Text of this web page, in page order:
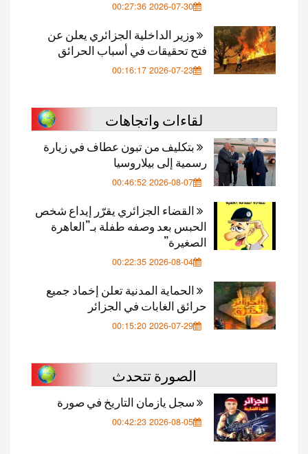
2026-07-30 00:27:36
وزير الداخلية الجزائري يعلن عن
فتح تحقيقات في أسباب الحرائق
2026-07-23 00:16:17
لقاءات واتجاهات
بتكليف من تبون عطاف في زيارة
رسمية إلى بيلاروسيا
2026-08-07 00:46:52
القضاء الجزائري يقرّر إيداع شخص
الحبس بعد وصفه طفلة بـ”العاهرة
الصغيرة”
2026-08-04 00:22:35
الحماية المدنية تعلن إخماد جميع
حرائق الغابات في الجزائر
2026-07-29 00:15:20
الصورة تتحدث
سجل يازمان التاريخ في صورة
2026-08-05 00:42:23